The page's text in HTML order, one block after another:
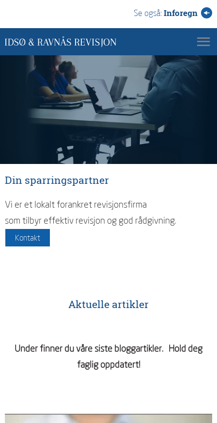
Se også: Inforegn
Din sparringspartner
Vi er et lokalt forankret revisjonsfirma
som tilbyr effektiv revisjon og god rådgivning.
Aktuelle artikler
Under finner du våre siste bloggartikler. Hold deg
faglig oppdatert!